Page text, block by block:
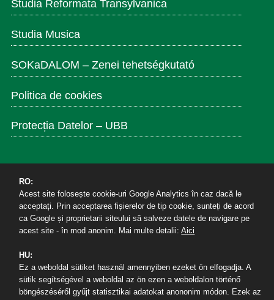
Studia Reformata Transylvanica
Studia Musica
SOKaDALOM – Zenei tehetségkutató
Politica de cookies
Protecția Datelor – UBB
Elérhetőség
Református Tanárképző és Zeneművészeti Kar
Horea út 7. II. e./ 204
Tel/Fax: +40264590723
Email: secretar.rt@ubbcluj.ro
RO:
Acest site folosește cookie-uri Google Analytics în caz dacă le
acceptați. Prin acceptarea fișierelor de tip cookie, sunteți de acord
ca Google și proprietarii siteului să salveze datele de navigare pe
acest site - în mod anonim. Mai multe detalii:Aici
HU:
Ez a weboldal sütiket használ amennyiben ezeket ön elfogadja. A
sütik segítségével a weboldal az ön ezen a weboldalon történő
böngészéséről gyűjt statisztikai adatokat anononim módon. Ezek az